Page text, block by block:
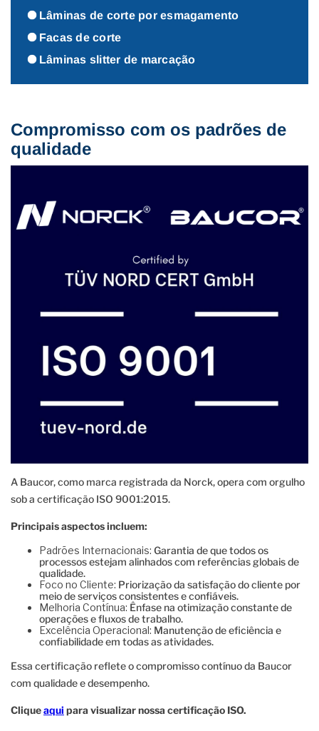
Lâminas de corte por esmagamento
Facas de corte
Lâminas slitter de marcação
Compromisso com os padrões de
qualidade
A Baucor, como marca registrada da Norck, opera com orgulho
sob a certificação ISO 9001:2015.
Principais aspectos incluem:
Padrões Internacionais: Garantia de que todos os
processos estejam alinhados com referências globais de
qualidade.
Foco no Cliente: Priorização da satisfação do cliente por
meio de serviços consistentes e confiáveis.
Melhoria Contínua: Ênfase na otimização constante de
operações e fluxos de trabalho.
Excelência Operacional: Manutenção de eficiência e
confiabilidade em todas as atividades.
Essa certificação reflete o compromisso contínuo da Baucor
com qualidade e desempenho.
Cliqueaqui para visualizar nossa certificação ISO.